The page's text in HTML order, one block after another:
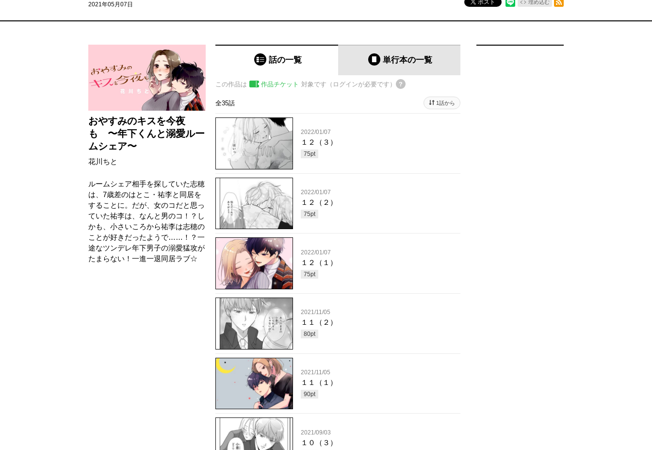
2021年05月07日 ポスト 埋め込む
おやすみのキスを今夜
も 〜年下くんと溺愛ルー
ムシェア〜
花川ちと
ルームシェア相手を探していた志穂
は、7歳差のはとこ・祐李と同居を
することに。だが、女のコだと思っ
ていた祐李は、なんと男のコ！？し
かも、小さいころから祐李は志穂の
ことが好きだったようで……！？一
途なツンデレ年下男子の溺愛猛攻が
たまらない！一進一退同居ラブ☆
話の一覧 単行本の一覧
この作品は 作品チケット 対象です（ログインが必要です）
全35話 1話から
2022/01/07
１２（３）
75pt
2022/01/07
１２（２）
75pt
2022/01/07
１２（１）
75pt
2021/11/05
１１（２）
80pt
2021/11/05
１１（１）
90pt
2021/09/03
１０（３）